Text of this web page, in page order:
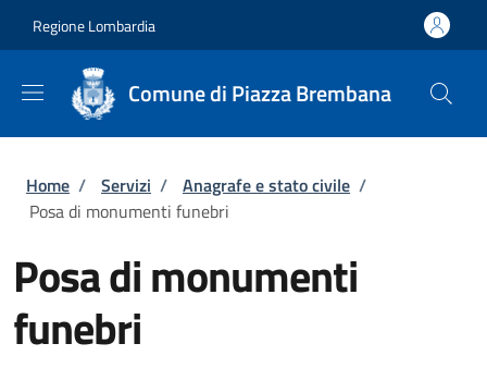
Regione Lombardia
Comune di Piazza Brembana
Briciole di pane
Home / Servizi / Anagrafe e stato civile /
Posa di monumenti funebri
Posa di monumenti
funebri